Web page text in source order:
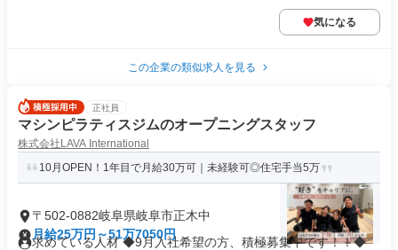
気になる
この企業の類似求人を見る
正社員
マシンピラティスジムのオープニングスタッフ
株式会社LAVA International
10月OPEN！1年目で月給30万可｜未経験可◎住宅手当5万
〒502-0882岐阜県岐阜市正木中
月給25万円～51万7050円
求めている人材 ◆9月入社希望の方、積極募集中です！！◆